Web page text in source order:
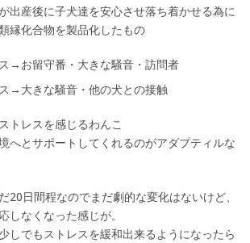
出産後に子犬達を安心させ落ち着かせる為に
縁化合物を製品化したもの
→お留守番・大きな騒音・訪問者
→大きな騒音・他の犬との接触
トレスを感じるわんこ
へとサポートしてくれるのがアダプティルな
20日間程なのでまだ劇的な変化はないけど、
しなくなった感じが。
しでもストレスを緩和出来るようになったら